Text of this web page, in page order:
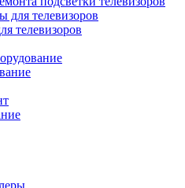
телевизоров
телевизоров